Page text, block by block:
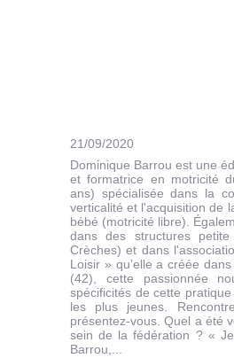
21/09/2020
Dominique Barrou est une
et formatrice en motricité
ans) spécialisée dans la
verticalité et l'acquisition de
bébé (motricité libre).
dans des structures petite
Crèches) et dans
Loisir » qu’elle a créée
(42), cette passionnée
spécificités de cette
les plus jeunes.
présentez-vous. Quel a été
sein de la fédération ? «
Barrou,...